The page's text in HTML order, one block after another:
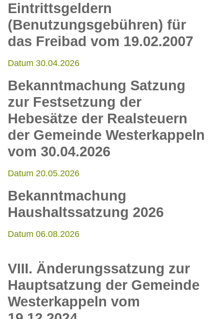
Eintrittsgeldern
(Benutzungsgebühren) für
das Freibad vom 19.02.2007
Datum 30.04.2026
Bekanntmachung Satzung
zur Festsetzung der
Hebesätze der Realsteuern
der Gemeinde Westerkappeln
vom 30.04.2026
Datum 20.05.2026
Bekanntmachung
Haushaltssatzung 2026
Datum 06.08.2026
VIII. Änderungssatzung zur
Hauptsatzung der Gemeinde
Westerkappeln vom